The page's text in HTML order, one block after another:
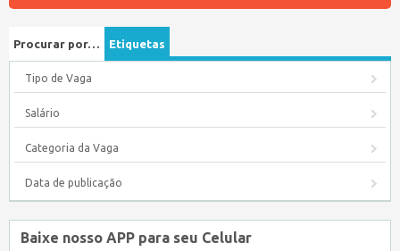
Procurar por… Etiquetas
Tipo de Vaga
Salário
Categoria da Vaga
Data de publicação
Baixe nosso APP para seu Celular